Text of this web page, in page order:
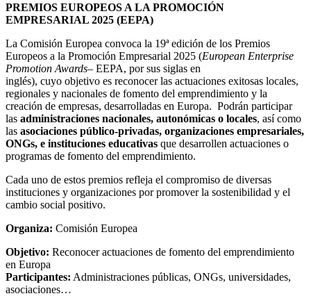
PREMIOS EUROPEOS A LA PROMOCIÓN
EMPRESARIAL 2025 (EEPA)
La Comisión Europea convoca la 19ª edición de los Premios
Europeos a la Promoción Empresarial 2025 (European Enterprise
Promotion Awards– EEPA, por sus siglas en
inglés), cuyo objetivo es reconocer las actuaciones exitosas locales,
regionales y nacionales de fomento del emprendimiento y la
creación de empresas, desarrolladas en Europa. Podrán participar
las administraciones nacionales, autonómicas o locales, así como
las asociaciones público-privadas, organizaciones empresariales,
ONGs, e instituciones educativas que desarrollen actuaciones o
programas de fomento del emprendimiento.
Cada uno de estos premios refleja el compromiso de diversas
instituciones y organizaciones por promover la sostenibilidad y el
cambio social positivo.
Organiza: Comisión Europea
Objetivo: Reconocer actuaciones de fomento del emprendimiento
en Europa
Participantes: Administraciones públicas, ONGs, universidades,
asociaciones…